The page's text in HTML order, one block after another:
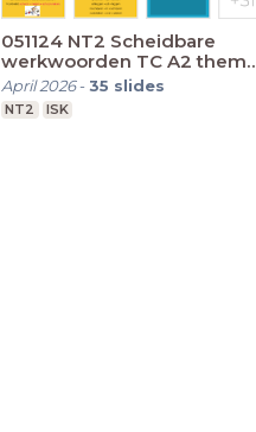
051124 NT2 Scheidbare
werkwoorden TC A2 thema
3
April 2026-35 slides
NT2 ISK